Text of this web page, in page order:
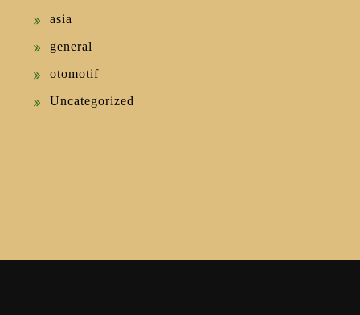
asia
general
otomotif
Uncategorized